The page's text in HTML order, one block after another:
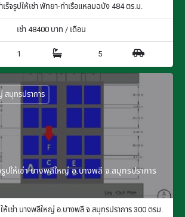
เร็จรูปให้เช่า พัทยา-ท่าเรือแหลมฉบัง 484 ตร.ม.
เช่า48400 บาท / เดือน
1 5
รูปให้เช่า บางพลีใหญ่ อ.บางพลี จ.สมุทรปราการ
สมุทรปราการ
ห้เช่า บางพลีใหญ่ อ.บางพลี จ.สมุทรปราการ 300 ตรม.